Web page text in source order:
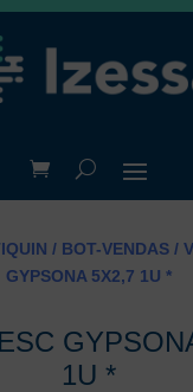
/ BOT-VENDAS/
GYPSONA 5X2,7 1U *
1U *